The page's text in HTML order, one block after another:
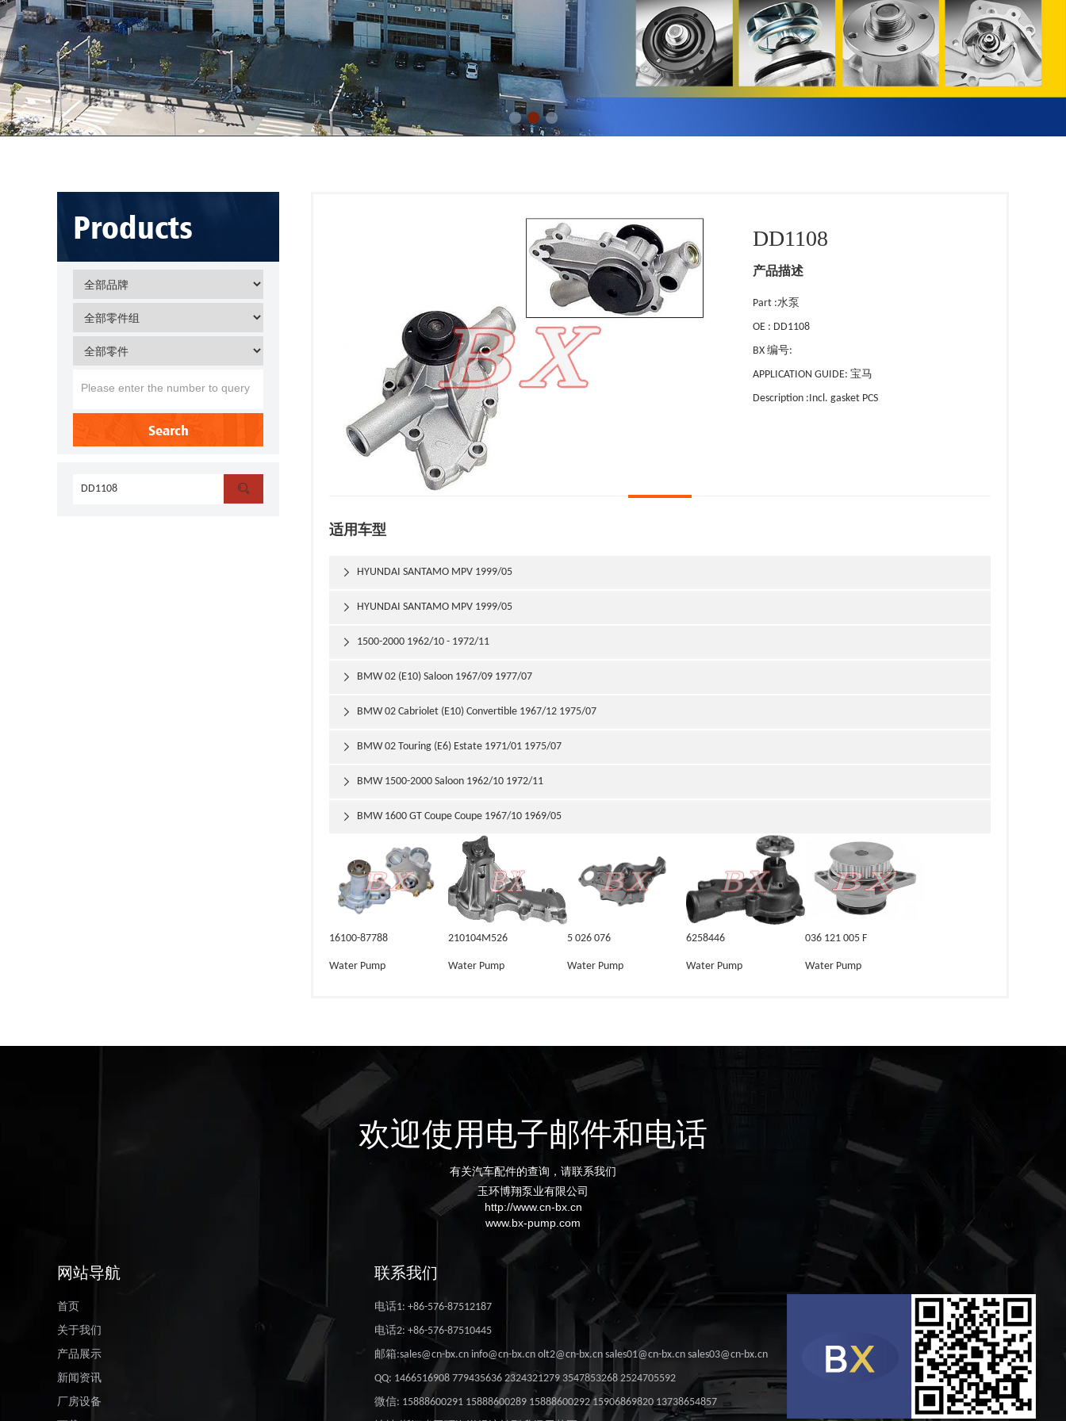
Products
Search

DD1108
产品描述
Part :水泵
OE : DD1108
BX 编号:
APPLICATION GUIDE: 宝马
Description :Incl. gasket PCS
适用车型
HYUNDAI SANTAMO MPV 1999/05

HYUNDAI SANTAMO MPV 1999/05

1500-2000 1962/10 - 1972/11

BMW 02 (E10) Saloon 1967/09 1977/07

BMW 02 Cabriolet (E10) Convertible 1967/12 1975/07

BMW 02 Touring (E6) Estate 1971/01 1975/07

BMW 1500-2000 Saloon 1962/10 1972/11

BMW 1600 GT Coupe Coupe 1967/10 1969/05

16100-87788
Water Pump
210104M526
Water Pump
5 026 076
Water Pump
6258446
Water Pump
036 121 005 F
Water Pump
欢迎使用电子邮件和电话
有关汽车配件的查询，请联系我们
玉环博翔泵业有限公司
http://www.cn-bx.cn
www.bx-pump.com
网站导航
首页
关于我们
产品展示
新闻资讯
厂房设备
联系我们
电话1: +86-576-87512187
电话2: +86-576-87510445
邮箱:sales@cn-bx.cn info@cn-bx.cn olt2@cn-bx.cn sales01@cn-bx.cn sales03@cn-bx.cn
QQ: 1466516908 779435636 2324321279 3547853268 2524705592
微信: 15888600291 15888600289 15888600292 15906869820 13738654857